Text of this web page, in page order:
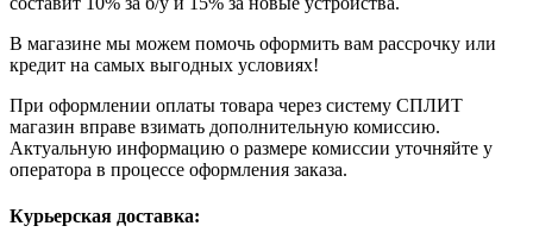
В магазине мы можем помочь оформить вам рассрочку или
кредит на самых выгодных условиях!
При оформлении оплаты товара через систему СПЛИТ
магазин вправе взимать дополнительную комиссию.
Актуальную информацию о размере комиссии уточняйте у
оператора в процессе оформления заказа.
Курьерская доставка: